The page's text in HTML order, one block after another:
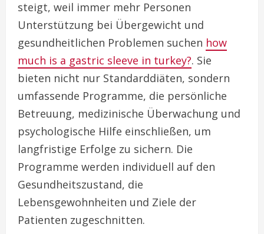
steigt, weil immer mehr Personen
Unterstützung bei Übergewicht und
gesundheitlichen Problemen suchen how
much is a gastric sleeve in turkey?. Sie
bieten nicht nur Standarddiäten, sondern
umfassende Programme, die persönliche
Betreuung, medizinische Überwachung und
psychologische Hilfe einschließen, um
langfristige Erfolge zu sichern. Die
Programme werden individuell auf den
Gesundheitszustand, die
Lebensgewohnheiten und Ziele der
Patienten zugeschnitten.